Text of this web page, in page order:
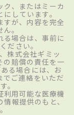
、またはミーカ
しています。
すが、内容を完全
。
る場合は、事前に
ださい。
株式会社ギミッ
の賠償の責任を一
る場合には、お
ご連絡をいただ
。
利用可能な医療機
報提供のもと、